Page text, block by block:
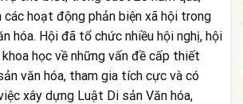
các hoạt động phản biện xã hội trong
hóa. Hội đã tổ chức nhiều hội nghị, hội
học về những vấn đề cấp thiết
văn hóa, tham gia tích cực và có
xây dựng Luật Di sản Văn hóa,